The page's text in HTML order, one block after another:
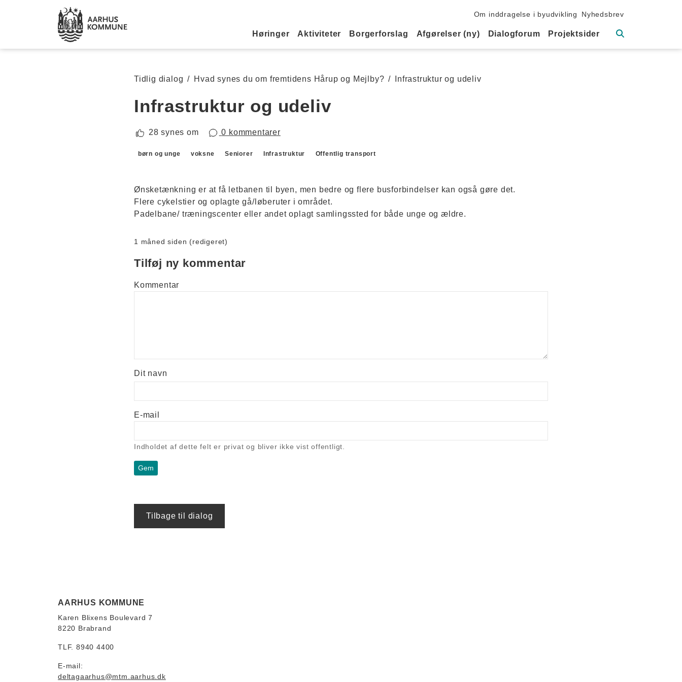
Sekundær navigation
Om inddragelse i byudvikling Nyhedsbrev
Primær navigation
Høringer Aktiviteter Borgerforslag Afgørelser (ny) Dialogforum Projektsider
Tidlig dialog / Hvad synes du om fremtidens Hårup og Mejlby? / Infrastruktur og udeliv
Infrastruktur og udeliv
28 synes om 0 kommentarer
Forslagskategorier
børn og unge voksne Seniorer Infrastruktur Offentlig transport
Ønsketænkning er at få letbanen til byen, men bedre og flere busforbindelser kan også gøre det.
Flere cykelstier og oplagte gå/løberuter i området.
Padelbane/ træningscenter eller andet oplagt samlingssted for både unge og ældre.
1 måned siden (redigeret)
Tilføj ny kommentar
Kommentar
Dit navn
E-mail
Indholdet af dette felt er privat og bliver ikke vist offentligt.
Tilbage til dialog
AARHUS KOMMUNE
Karen Blixens Boulevard 7
8220 Brabrand
TLF. 8940 4400
E-mail:
deltagaarhus@mtm.aarhus.dk